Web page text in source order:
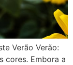
Verão Verão:
cores. Embora a